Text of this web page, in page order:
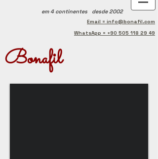
em 4 continentes desde 2002
Email = info@bonafil.com
WhatsApp = +90 505 118 29 49
Bonafil